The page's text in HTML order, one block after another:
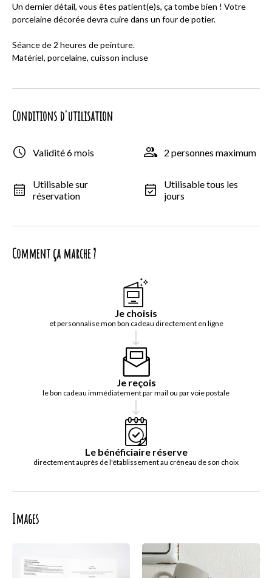
Un dernier détail, vous êtes patient(e)s, ça tombe bien ! Votre
porcelaine décorée devra cuire dans un four de potier.
Séance de 2 heures de peinture.
Matériel, porcelaine, cuisson incluse
Conditions d'utilisation
Validité 6 mois 2 personnes maximum
Utilisable sur
réservation
Utilisable tous les
jours
Comment ça marche ?
Je choisis
et personnalise mon bon cadeau directement en ligne
Je reçois
le bon cadeau immédiatement par mail ou par voie postale
Le bénéficiaire réserve
directement auprès de l'établissement au créneau de son choix
Images